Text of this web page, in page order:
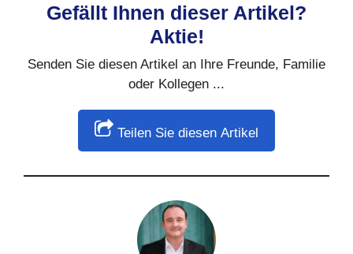
Gefällt Ihnen dieser Artikel?
Aktie!
Senden Sie diesen Artikel an Ihre Freunde, Familie
oder Kollegen ...
Teilen Sie diesen Artikel